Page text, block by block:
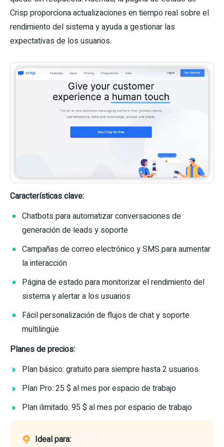
Crisp proporciona actualizaciones en tiempo real sobre el
rendimiento del sistema y ayuda a gestionar las
expectativas de los usuarios.
Características clave:
Chatbots para automatizar conversaciones de
generación de leads y soporte
Campañas de correo electrónico y SMS para aumentar
la interacción
Página de estado para monitorizar el rendimiento del
sistema y alertar a los usuarios
Fácil personalización de flujos de chat y soporte
multilingüe
Planes de precios:
Plan básico: gratuito para siempre hasta 2 usuarios
Plan Pro: 25 $ al mes por espacio de trabajo
Plan ilimitado: 95 $ al mes por espacio de trabajo
Ideal para: